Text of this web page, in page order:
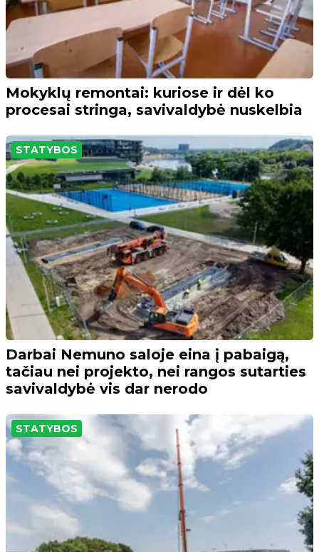
Mokyklų remontai: kuriose ir dėl ko
procesai stringa, savivaldybė nuskelbia
STATYBOS
Darbai Nemuno saloje eina į pabaigą,
tačiau nei projekto, nei rangos sutarties
savivaldybė vis dar nerodo
STATYBOS